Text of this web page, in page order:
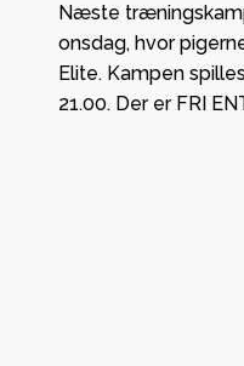
Næste
onsdag, hvor
Elite. Kampen
21.00. Der er FRI